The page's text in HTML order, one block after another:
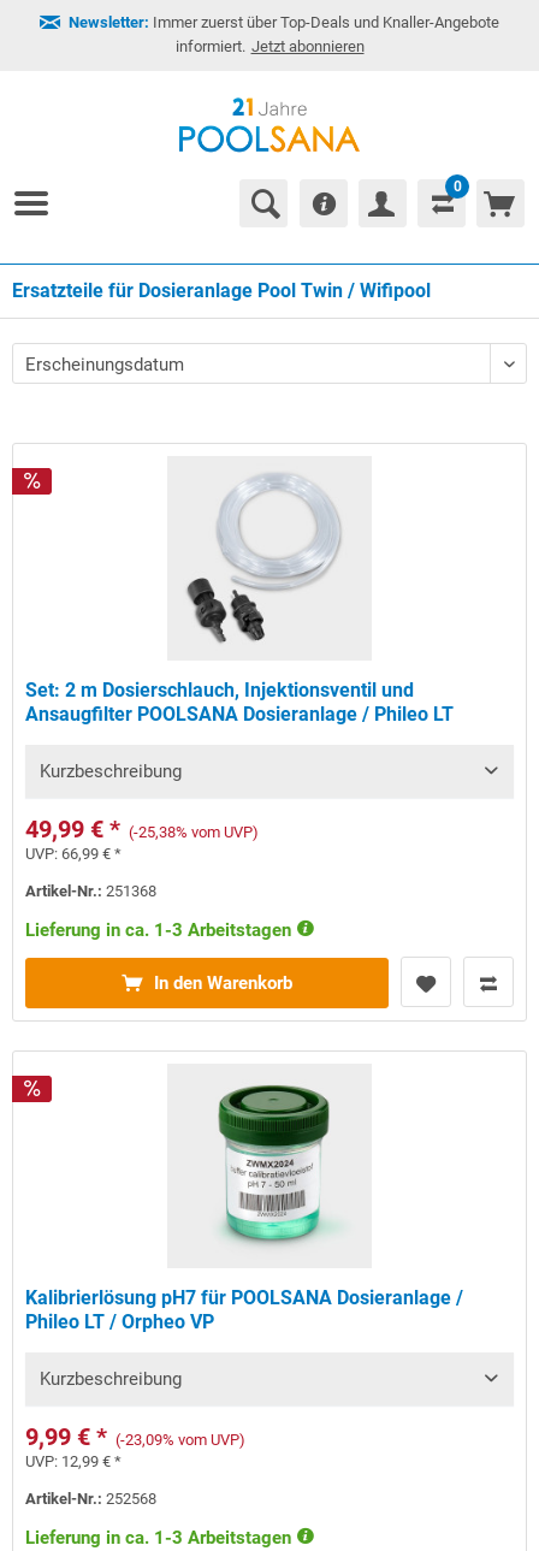
Newsletter: Immer zuerst über Top-Deals und Knaller-Angebote
informiert. Jetzt abonnieren
0
Ersatzteile für Dosieranlage Pool Twin / Wifipool
Set: 2 m Dosierschlauch, Injektionsventil und
Ansaugfilter POOLSANA Dosieranlage / Phileo LT
Kurzbeschreibung
49,99 € * (-25,38% vom UVP)
UVP:66,99 € *
Artikel-Nr.:251368
Lieferung in ca. 1-3 Arbeitstagen
In den Warenkorb
Kalibrierlösung pH7 für POOLSANA Dosieranlage /
Phileo LT / Orpheo VP
Kurzbeschreibung
9,99 € * (-23,09% vom UVP)
UVP: 12,99 € *
Artikel-Nr.:252568
Lieferung in ca. 1-3 Arbeitstagen